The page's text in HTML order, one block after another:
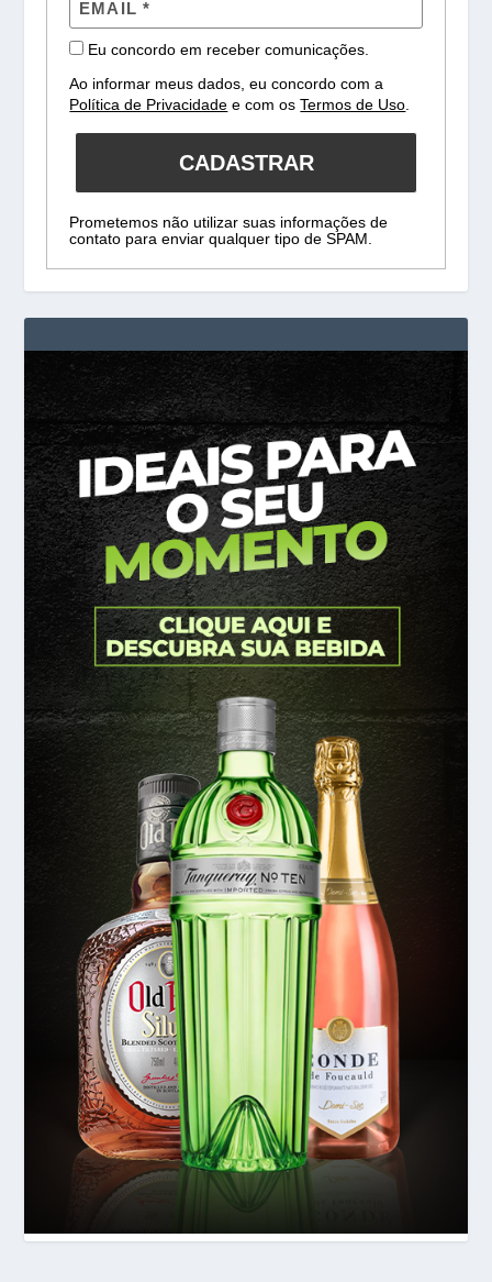
Eu concordo em receber comunicações.
Ao informar meus dados, eu concordo com a
Política de Privacidade e com osTermos de Uso
CADASTRAR
Prometemos não utilizar suas informações de
contato para enviar qualquer tipo de SPAM.